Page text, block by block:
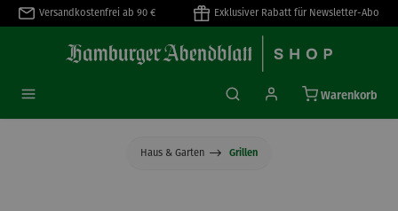
springen
Versandkostenfrei ab 90 € Exklusiver Rabatt für Newsletter-Abo
Warenkorb
Haus & Garten Grillen